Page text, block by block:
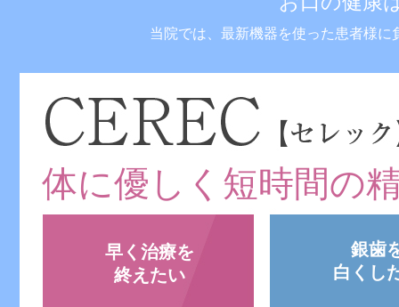
当院では、最新機器を使った患者様
体に優しく短時間の
早く治療を
終えたい
銀歯
白くし